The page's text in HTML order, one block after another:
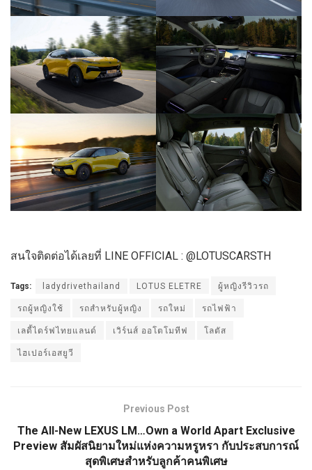
สนใจติดต่อได้เลยที่ LINE OFFICIAL : @LOTUSCARSTH
Tags: ladydrivethailand LOTUS ELETRE ผู้หญิงรีวิวรถ
รถผู้หญิงใช้ รถสำหรับผู้หญิง รถใหม่ รถไฟฟ้า
เลดี้ไดร์ฟไทยแลนด์ เวิร์นส์ ออโตโมทีฟ โลตัส
ไฮเปอร์เอสยูวี
Previous Post
The All-New LEXUS LM…Own a World Apart Exclusive
Preview สัมผัสนิยามใหม่แห่งความหรูหรา กับประสบการณ์
สุดพิเศษสำหรับลูกค้าคนพิเศษ